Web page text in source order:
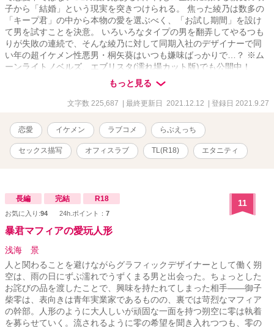
子から「結婚」という現実を突きつけられる。 焦った綾乃は数多の
「キープ君」の中から本物の愛を選ぶべく、「お試し期間」を設け
て男を試すことを決意。 いろいろなタイプの男を翻弄してやるつも
りが失敗の連続で、そんな綾乃に対して同期入社のデザイナーで同
い年の超イケメン性悪男・桐矢葵はいつも嫌味ばっかりで…？ ※ム
ーンライトノベルズ、エブリスタ(濡れ場カット版)でも公開中！
※R-18指定 性描写が含まれる話数には、「※♡」をつけています。
主人公の恋人は、誰もが目を奪われるようなイケメン。 意地悪だが
口がうまく、主人公以外の女性に対してはまったく嫌味のない爽や
すが、たまに攻められると受けに徹して喘ぎます。…が、最終的に
はやはり倍返しという展開がオチ。 テクニシャンで言葉責めを多用
して女を翻弄するタイプ。 苦痛系や、暴力的な描写は一切ありませ
ん。 あくまで『甘い攻め』だと思って、暖かい目で見てもらえると
ニシーン多めですので、お好きな方はご自由にご堪能ください。
（笑） ※比喩的な文章はあまり使いません。 よって、あからさまな
性器の名称なども描写していますので、そういったものが苦手な方
は閲覧をお控え下さい。
もっと見る
文字数 225,687 | 最終更新日 2021.12.12 | 登録日 2021.9.27
恋愛 イケメン ラブコメ らぶえっち
セックス描写 オフィスラブ TL(R18) エタニティ
長編 完結 R18
お気に入り:94 24h.ポイント： 7
11
暴君マフィアの愛玩人形
浅海 景
人と関わることを避けながらグラフィックデザイナーとして働く朔
空は、雨の日にずぶ濡れでうずくまる男と出会った。ちょっとした
お詫びの品を渡したことで、興味を持たれてしまった相手――御子
柴零は、表向きは青年実業家であるものの、裏では苛烈なマフィア
の幹部。人形のように大人しいが頑固な一面を持つ朔空に零は執着
を募らせていく。流されるように零の希望を聞き入れつつも、零の